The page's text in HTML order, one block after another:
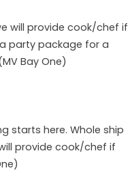
will provide cook/chef if
party package for a
Bay One)
starts here. Whole ship
provide cook/chef if